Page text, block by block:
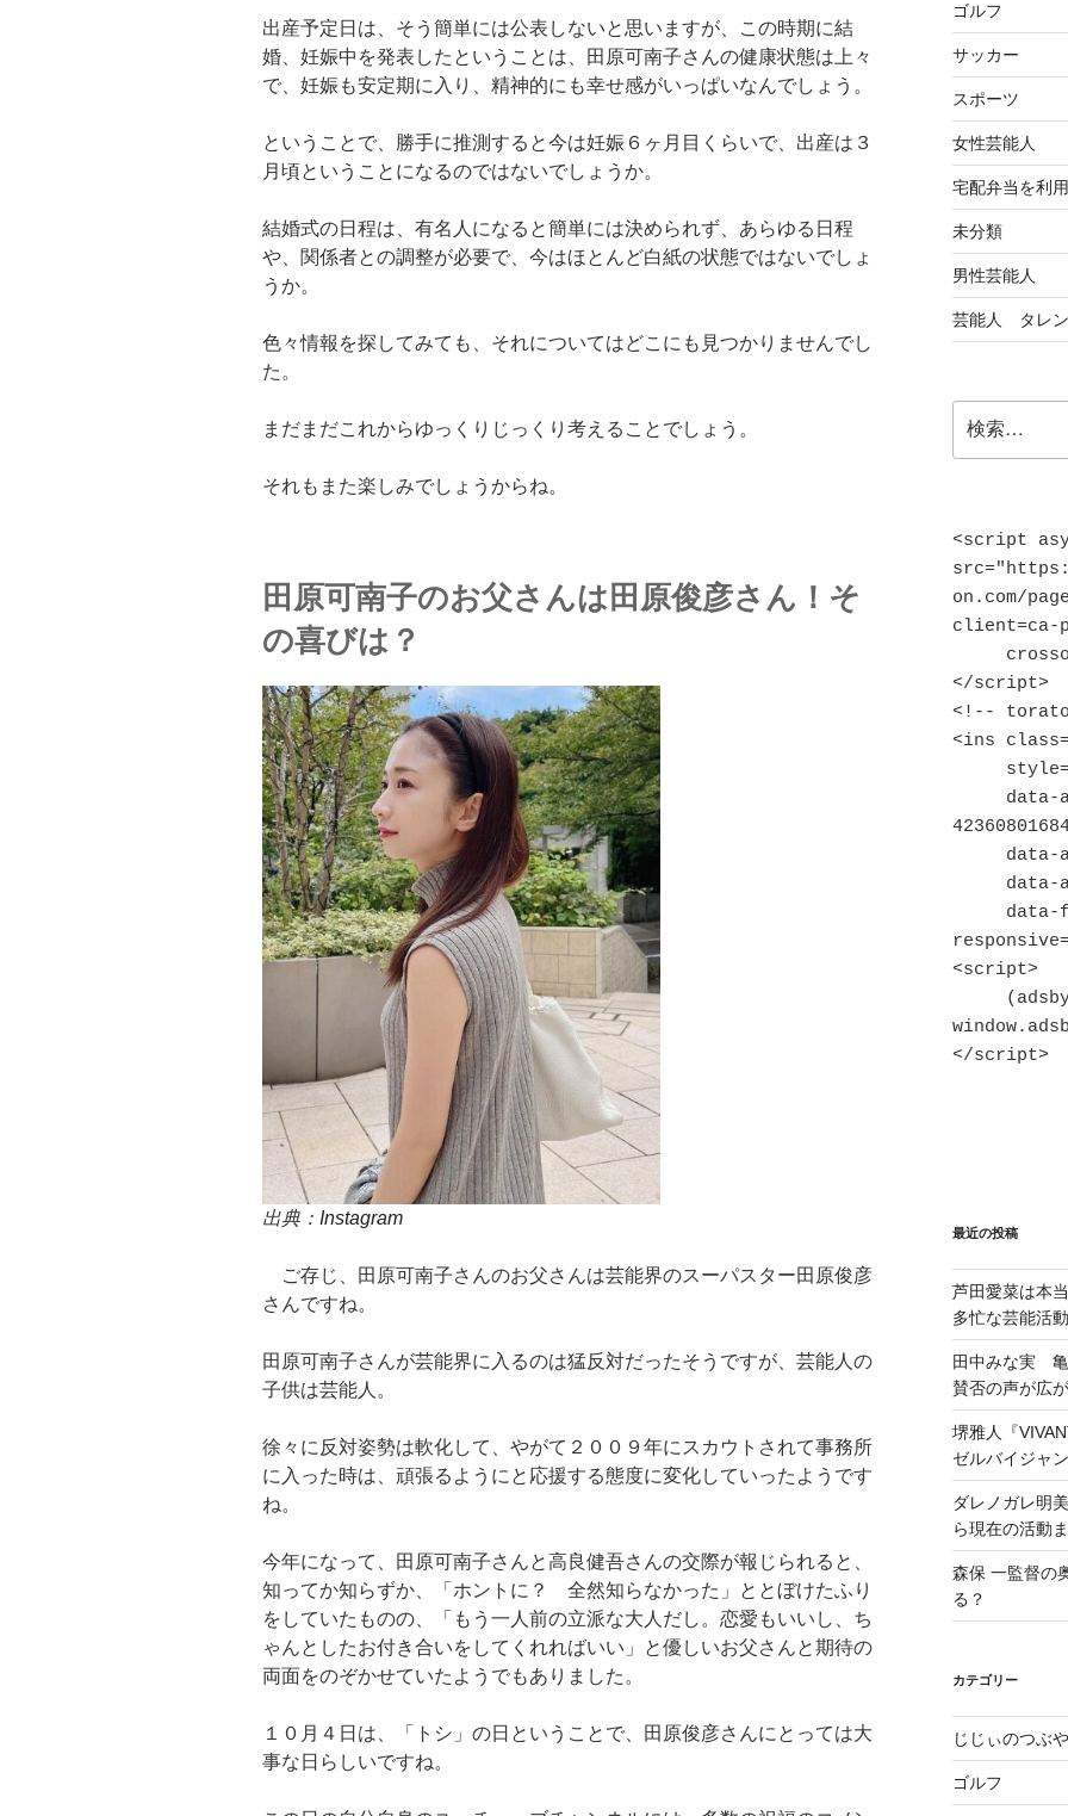
出産予定日は、そう簡単には公表しないと思いますが、この時期に結
婚、妊娠中を発表したということは、田原可南子さんの健康状態は上々
で、妊娠も安定期に入り、精神的にも幸せ感がいっぱいなんでしょう。
ということで、勝手に推測すると今は妊娠６ヶ月目くらいで、出産は３
月頃ということになるのではないでしょうか。
結婚式の日程は、有名人になると簡単には決められず、あらゆる日程
や、関係者との調整が必要で、今はほとんど白紙の状態ではないでしょ
うか。
色々情報を探してみても、それについてはどこにも見つかりませんでし
た。
まだまだこれからゆっくりじっくり考えることでしょう。
それもまた楽しみでしょうからね。
田原可南子のお父さんは田原俊彦さん！そ
の喜びは？
出典： Instagram
ご存じ、田原可南子さんのお父さんは芸能界のスーパスター田原俊彦
さんですね。
田原可南子さんが芸能界に入るのは猛反対だったそうですが、芸能人の
子供は芸能人。
徐々に反対姿勢は軟化して、やがて２００９年にスカウトされて事務所
に入った時は、頑張るようにと応援する態度に変化していったようです
ね。
今年になって、田原可南子さんと高良健吾さんの交際が報じられると、
知ってか知らずか、「ホントに？ 全然知らなかった」ととぼけたふり
をしていたものの、「もう一人前の立派な大人だし。恋愛もいいし、ち
ゃんとしたお付き合いをしてくれればいい」と優しいお父さんと期待の
両面をのぞかせていたようでもありました。
１０月４日は、「トシ」の日ということで、田原俊彦さんにとっては大
事な日らしいですね。
ゴルフ
サッカー
スポーツ
女性芸能人
宅配弁当を利
未分類
男性芸能人
芸能人 タレン
索:
<script
on.com/
client=ca-
</script>
<!--
<ins
<script>
</script>
最近の投稿
芦田愛菜は本
多忙な芸能活
田中みな実
賛否の声が広
堺雅人『
ゼルバイジャ
ダレノガレ明
ら現在の活動
森保 一監督の
る？
カテゴリー
じじぃのつぶ
ゴルフ